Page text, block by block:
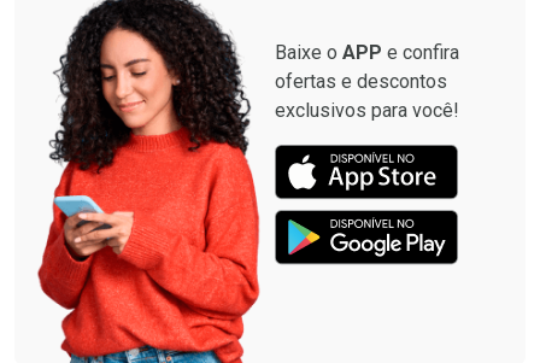
Baixe o APP e confira
ofertas e descontos
exclusivos para você!